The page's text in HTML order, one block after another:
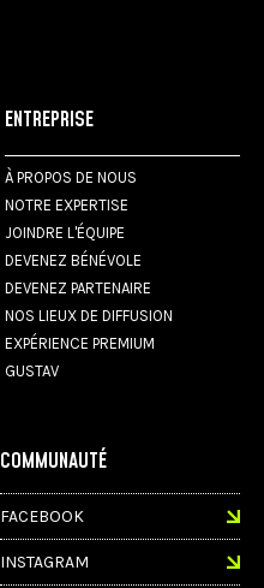
ENTREPRISE
À PROPOS DE NOUS
NOTRE EXPERTISE
JOINDRE L'ÉQUIPE
DEVENEZ BÉNÉVOLE
DEVENEZ PARTENAIRE
NOS LIEUX DE DIFFUSION
EXPÉRIENCE PREMIUM
GUSTAV
COMMUNAUTÉ
FACEBOOK
INSTAGRAM